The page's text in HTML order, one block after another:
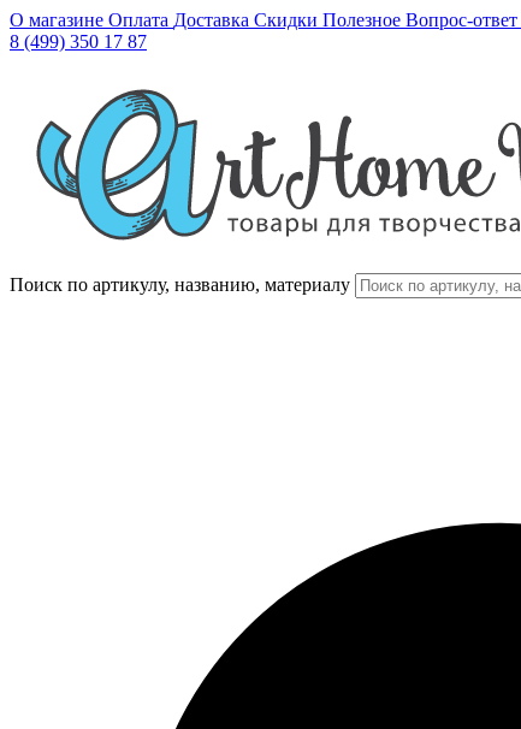
О магазине Оплата Доставка Скидки Полезное Вопрос-ответ
8 (499) 350 17 87
Поиск по артикулу, названию, материалу